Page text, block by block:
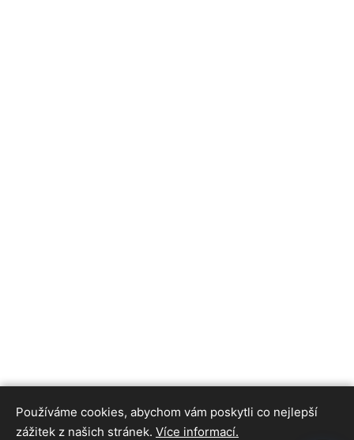
Používáme cookies, abychom vám poskytli co nejlepší
zážitek z našich stránek. Více informací.